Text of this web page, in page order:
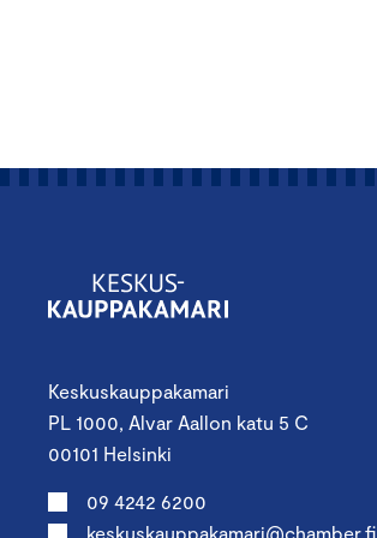
Keskuskauppakamari
PL 1000, Alvar Aallon katu 5 C
00101 Helsinki
09 4242 6200
keskuskauppakamari@chamber.fi